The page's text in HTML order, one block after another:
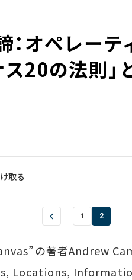
オペレーテ
ス20の法則」
取る
1 2
の著者Andrew
Locations,